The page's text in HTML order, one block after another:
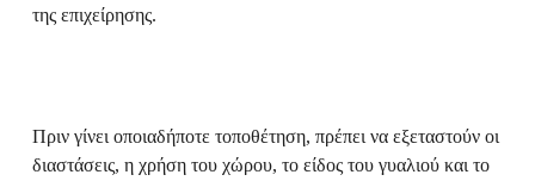
της επιχείρησης.
Πριν γίνει οποιαδήποτε τοποθέτηση, πρέπει να εξεταστούν οι
διαστάσεις, η χρήση του χώρου, το είδος του γυαλιού και το